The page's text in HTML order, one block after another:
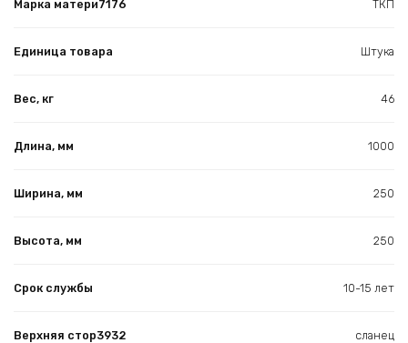
Марка матери7176 ТКП
Единица товара Штука
Вес, кг 46
Длина, мм 1000
Ширина, мм 250
Высота, мм 250
Срок службы 10-15 лет
Верхняя стор3932 сланец